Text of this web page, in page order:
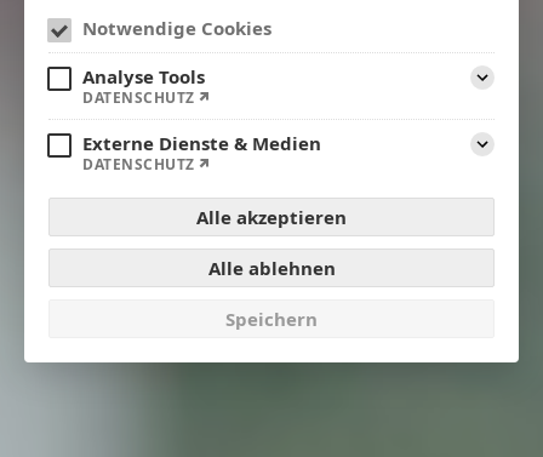
Notwendige Cookies
Analyse Tools
DATENSCHUTZ
Externe Dienste & Medien
DATENSCHUTZ
Alle akzeptieren
Alle ablehnen
Speichern